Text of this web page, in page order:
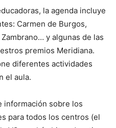
la agenda incluye
Carmen de Burgos,
y algunas de las
premios Meridiana.
diferentes actividades
el aula.
información sobre los
para todos los centros (el